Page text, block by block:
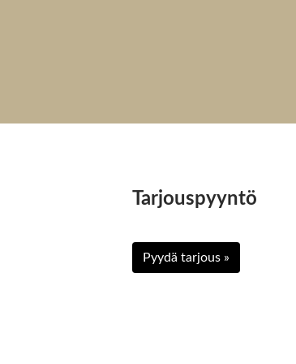
Tarjouspyyntö
Pyydä tarjous »